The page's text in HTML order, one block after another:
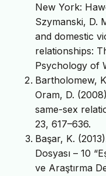
New York:
Szymanski, D.
and domestic
relationships:
Psychology of
Bartholomew,
Oram, D.
same-sex
23, 617–636.
Başar, K.
Dosyası – 10
ve Araştırma